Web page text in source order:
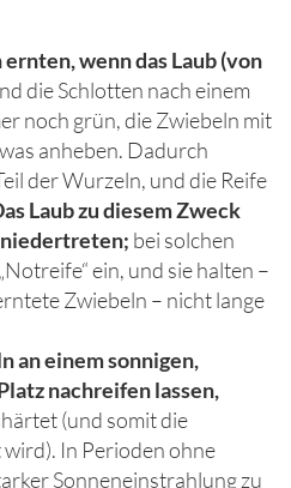
wenn das Laub (von
die Schlotten nach einem
noch grün, die Zwiebeln mit
anheben. Dadurch
der Wurzeln, und die Reife
Laub zu diesem Zweck
bei solchen
ein, und sie halten –
Zwiebeln – nicht lange
an einem sonnigen,
nachreifen lassen,
(und somit die
In Perioden ohne
Sonneneinstrahlung zu